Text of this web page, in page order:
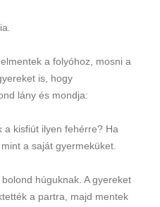
a folyóhoz, mosni a
is, hogy
lány és mondja:
a kisfiút ilyen fehérre? Ha
a saját gyermeküket.
húguknak. A gyereket
a partra, majd mentek